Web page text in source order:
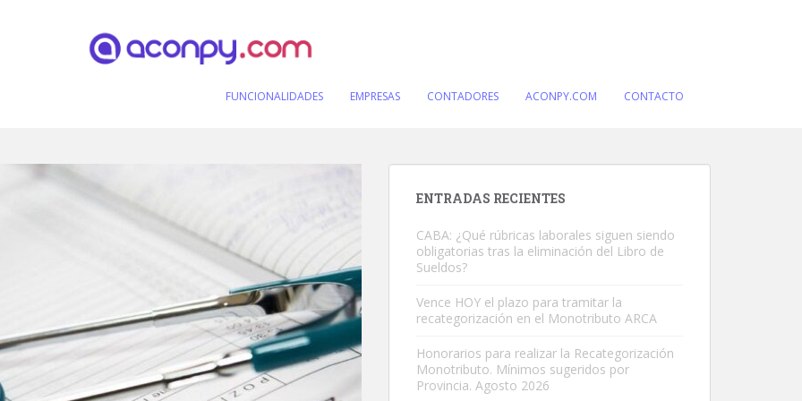
FUNCIONALIDADES EMPRESAS CONTADORES ACONPY.COM CONTACTO
ENTRADAS RECIENTES
CABA: ¿Qué rúbricas laborales siguen siendo
obligatorias tras la eliminación del Libro de
Sueldos?
Vence HOY el plazo para tramitar la
recategorización en el Monotributo ARCA
Honorarios para realizar la Recategorización
Monotributo. Mínimos sugeridos por
Provincia. Agosto 2026